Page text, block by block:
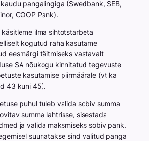
pangalingiga (Swedbank, SEB,
COOP Pank).
käsitleme ilma sihtotstarbeta
kogutud raha kasutame
eesmärgi täitmiseks vastavalt
SA nõukogu kinnitatud tegevuste
kasutamise piirmäärale (vt ka
43 kuni 45).
puhul tuleb valida sobiv summa
summa lahtrisse, sisestada
ja valida maksmiseks sobiv pank.
suunatakse sind valitud panga